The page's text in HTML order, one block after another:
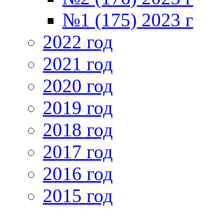
№1 (175) 2023 г
2022 год
2021 год
2020 год
2019 год
2018 год
2017 год
2016 год
2015 год